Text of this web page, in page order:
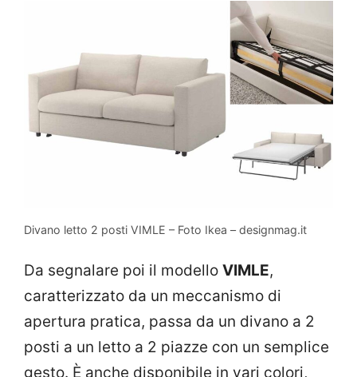
Divano letto 2 posti VIMLE – Foto Ikea – designmag.it
Da segnalare poi il modello VIMLE,
caratterizzato da un meccanismo di
apertura pratica, passa da un divano a 2
posti a un letto a 2 piazze con un semplice
gesto. È anche disponibile in vari colori,